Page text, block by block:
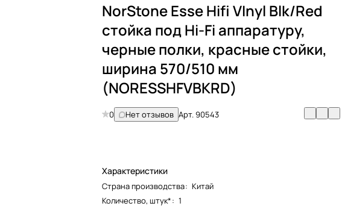
NorStone Esse Hifi VInyl Blk/Red
стойка под Hi-Fi аппаратуру,
черные полки, красные стойки,
ширина 570/510 мм
(NORESSHFVBKRD)
0 Нет отзывов Арт.90543
Характеристики
Страна производства: Китай
Количество, штук*: 1